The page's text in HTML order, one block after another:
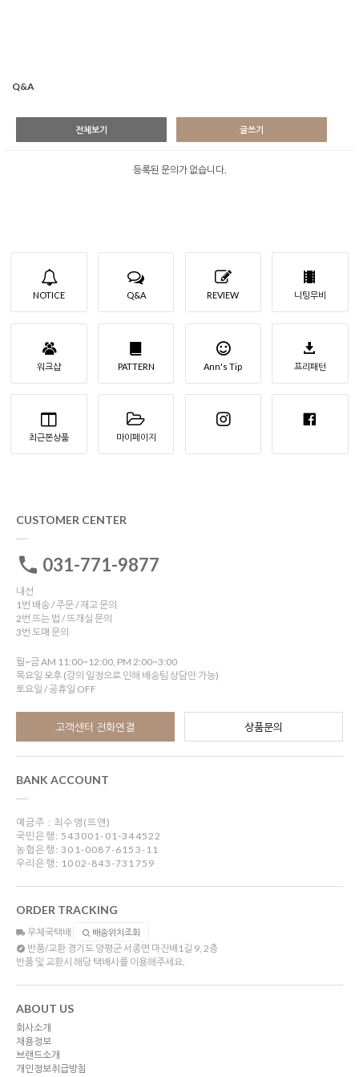
Q&A
전체보기 글쓰기
등록된 문의가 없습니다.
NOTICE Q&A REVIEW 니팅무비
워크샵 PATTERN Ann's Tip 프리패턴
최근본상품 마이페이지
CUSTOMER CENTER
031-771-9877
내선
1번 배송 / 주문 / 재고 문의
2번 뜨는 법 / 뜨개실 문의
3번 도매 문의
월~금 AM 11:00~12:00, PM 2:00~3:00
목요일 오후 (강의 일정으로 인해 배송팀 상담만 가능)
토요일 / 공휴일 OFF
고객센터 전화연결 상품문의
BANK ACCOUNT
예금주 : 최수영(뜨앤)
국민은행: 543001-01-344522
농협은행: 301-0087-6153-11
우리은행: 1002-843-731759
ORDER TRACKING
우체국택배 배송위치조회
반품/교환 경기도 양평군 서종면 마진배1길 9, 2층
반품 및 교환시 해당 택배사를 이용해주세요.
ABOUT US
회사소개
채용정보
브랜드소개
개인정보취급방침